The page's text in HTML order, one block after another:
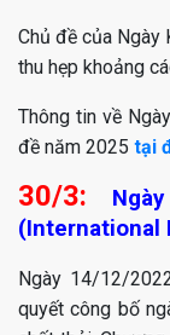
Chủ đề của Ngày
thu hẹp khoảng
Thông tin về
đề năm 2025 tại
30/3:
(International
Ngày 14/12/
quyết công bố